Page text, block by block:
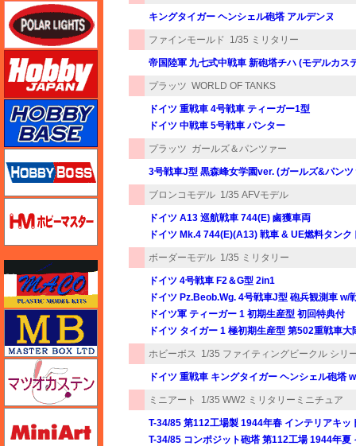
キングタイガー ヘンシェル砲塔 アルデンヌ
ファインモールド 1/35 ミリタリー
帝国陸軍 九七式中戦車 新砲塔チハ (モデルカス
プラッツ WORLD OF TANKS
ドイツ 重戦車 4号戦車 ティーガー1型
ドイツ 中戦車 5号戦車 パンター
プラッツ ガールズ＆パンツァー
3号戦車J型 黒森峰女学園ver. (ガールズ&パンツ
ブロンコモデル 1/35 AFVモデル
ドイツ A13 巡航戦車 744(E) 鹵獲車両
ドイツ Mk.4 744(E)(A13) 戦車 & UE燃料タンク
ボーダーモデル 1/35 ミリタリー
ドイツ 4号戦車 F2＆G型 2in1
ドイツ Pz.Beob.Wg. 4号戦車J型 砲兵観測車 w/
ドイツ軍 ティーガー 1 初期生産型 初回特典付
ドイツ タイガー 1 極初期生産型 第502重戦車
ホビーボス 1/35 ファイティングビークル シリ
ドイツ 重戦車 キングタイガー ヘンシェル砲塔
ミニアート 1/35 WW2 ミリタリーミニチュア
T-34/85 第112工場製 1944年春 インテリアキッ
T-34/85 コンポジット砲塔 第112工場 1944年夏
ポーラライツ
ホビージャパン
ホビーベース
ホビーマスター
マスターボックス
マツオカステン